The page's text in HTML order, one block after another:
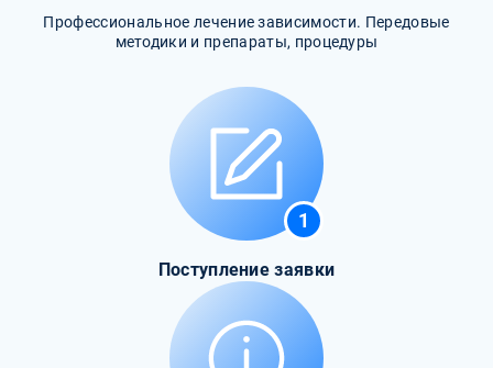
Профессиональное лечение зависимости. Передовые
методики и препараты, процедуры
1
Поступление заявки